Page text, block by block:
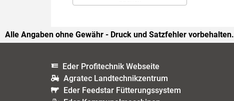
Alle Angaben ohne Gewähr - Druck und Satzfehler vorbehalten.
Eder Profitechnik Webseite
Agratec Landtechnikzentrum
Eder Feedstar Fütterungssystem